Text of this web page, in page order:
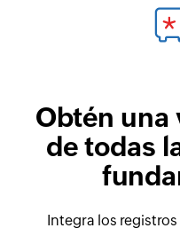
Obtén una
de todas
Integra los